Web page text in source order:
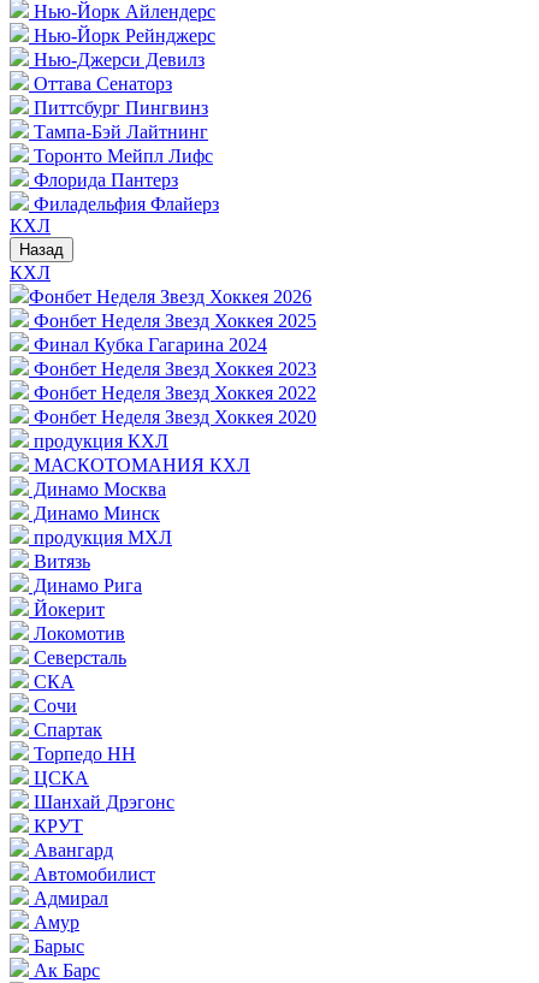
Нью-Йорк Айлендерс
Нью-Йорк Рейнджерс
Нью-Джерси Девилз
Оттава Сенаторз
Питтсбург Пингвинз
Тампа-Бэй Лайтнинг
Торонто Мейпл Лифс
Флорида Пантерз
Филадельфия Флайерз
КХЛ
Назад
КХЛ
Фонбет Неделя Звезд Хоккея 2026
Фонбет Неделя Звезд Хоккея 2025
Финал Кубка Гагарина 2024
Фонбет Неделя Звезд Хоккея 2023
Фонбет Неделя Звезд Хоккея 2022
Фонбет Неделя Звезд Хоккея 2020
продукция КХЛ
МАСКОТОМАНИЯ КХЛ
Динамо Москва
Динамо Минск
продукция МХЛ
Витязь
Динамо Рига
Йокерит
Локомотив
Северсталь
СКА
Сочи
Спартак
Торпедо НН
ЦСКА
Шанхай Дрэгонс
КРУТ
Авангард
Автомобилист
Адмирал
Амур
Барыс
Ак Барс